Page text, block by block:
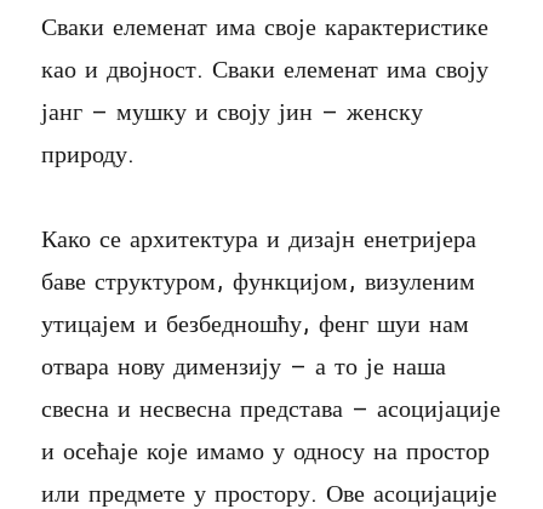
Сваки елеменат има своје карактеристике
као и двојност. Сваки елеменат има своју
јанг – мушку и своју јин – женску
природу.
Како се архитектура и дизајн енетријера
баве структуром, функцијом, визуленим
утицајем и безбедношћу, фенг шуи нам
отвара нову димензију – а то је наша
свесна и несвесна представа – асоцијације
и осећаје које имамо у односу на простор
или предмете у простору. Ове асоцијације